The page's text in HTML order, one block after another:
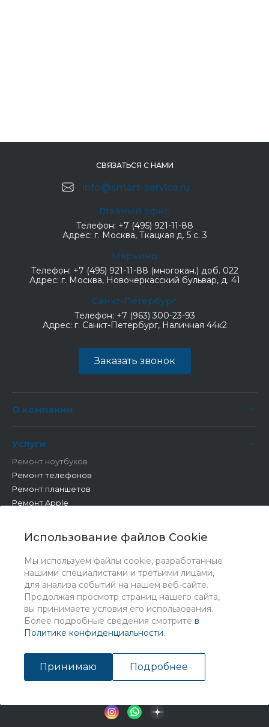
Использование файлов Cookie
Мы используем файлы cookie, разработанные
нашими специалистами и третьими лицами,
для анализа событий на нашем веб-сайте.
Продолжая просмотр страниц нашего сайта,
вы принимаете условия его использования.
Более подробные сведения смотрите в
Политике конфиденциальности.
Принимаю Подробнее
СВЯЗАТЬСЯ С НАМИ
info@smart-service.ru
Главный офис
Телефон: +7 (495) 921-11-88
Адрес: г. Москва, Ткацкая д. 5 с. 3
Марьино
Телефон: +7 (495) 921-11-88 (многокан.) доб. 022
Адрес: г. Москва, Новочеркасский бульвар, д. 41
Санкт-Петербург
Телефон: +7 (963) 300-23-93
Адрес: г. Санкт-Петербург, Наличная 44к2
Заказать звонок
О компании
Услуги
Ремонт ноутбуков
Ремонт телефонов
Ремонт планшетов
Ремонт Apple